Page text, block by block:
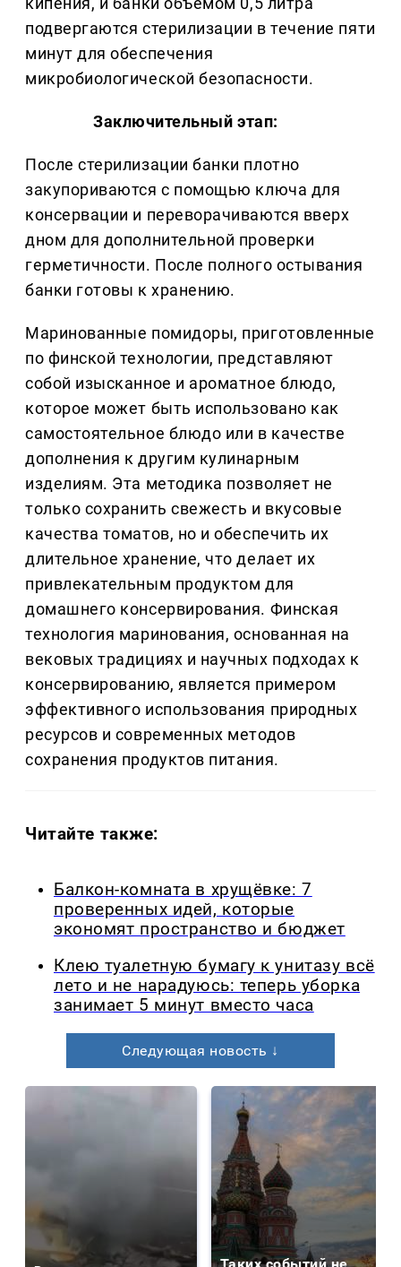
подвергаются стерилизации в течение пяти
минут для обеспечения
микробиологической безопасности.
Заключительный этап:
После стерилизации банки плотно
закупориваются с помощью ключа для
консервации и переворачиваются вверх
дном для дополнительной проверки
герметичности. После полного остывания
банки готовы к хранению.
Маринованные помидоры, приготовленные
по финской технологии, представляют
собой изысканное и ароматное блюдо,
которое может быть использовано как
самостоятельное блюдо или в качестве
дополнения к другим кулинарным
изделиям. Эта методика позволяет не
только сохранить свежесть и вкусовые
качества томатов, но и обеспечить их
длительное хранение, что делает их
привлекательным продуктом для
домашнего консервирования. Финская
технология маринования, основанная на
вековых традициях и научных подходах к
консервированию, является примером
эффективного использования природных
ресурсов и современных методов
сохранения продуктов питания.
Читайте также:
Балкон-комната в хрущёвке: 7
проверенных идей, которые
экономят пространство и бюджет
Клею туалетную бумагу к унитазу всё
лето и не нарадуюсь: теперь уборка
занимает 5 минут вместо часа
Следующая новость ↓